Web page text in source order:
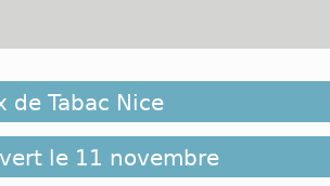
ici, cliquez sur le lien suivant pour
sur Commerces.com :
de Tabac Nice
le 11 novembre